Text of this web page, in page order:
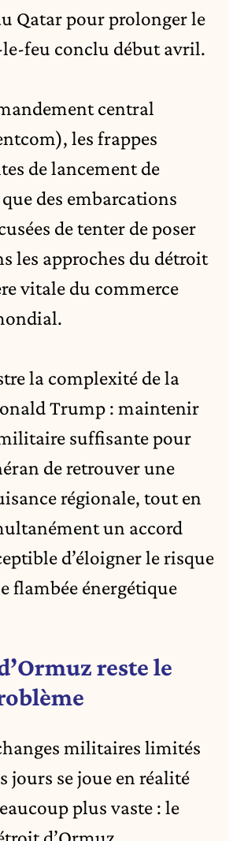
Qatar pour prolonger le
le-feu conclu début avril.
central
les frappes
de lancement de
des embarcations
de tenter de poser
les approches du détroit
vitale du commerce
la complexité de la
Trump : maintenir
suffisante pour
de retrouver une
régionale, tout en
un accord
d’éloigner le risque
flambée énergétique
reste le
militaires limités
jours se joue en réalité
plus vaste : le